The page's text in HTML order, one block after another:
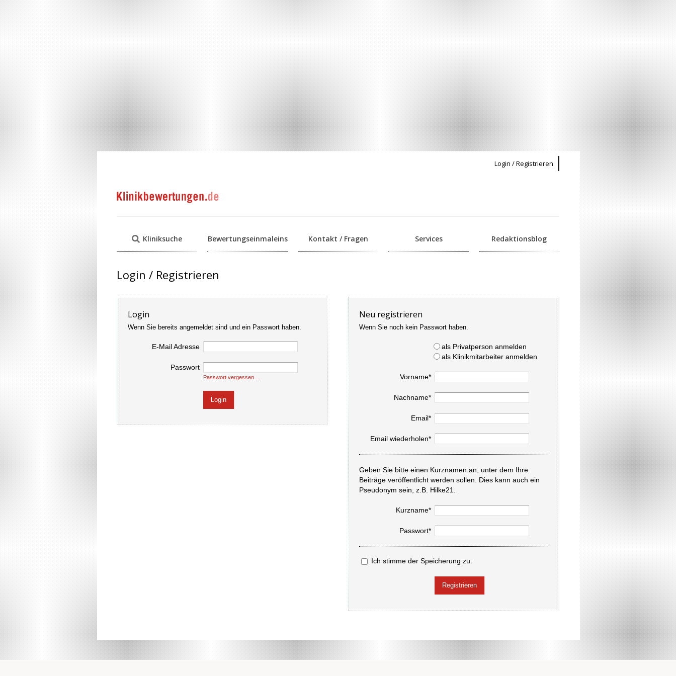
Login / Registrieren
Kliniksuche Bewertungseinmaleins Kontakt / Fragen Services Redaktionsblog
Login / Registrieren
Login
Wenn Sie bereits angemeldet sind und ein Passwort haben.
E-Mail Adresse
Passwort
Passwort vergessen …
Neu registrieren
Wenn Sie noch kein Passwort haben.
als Privatperson anmelden
als Klinikmitarbeiter anmelden
Vorname*
Nachname*
Email*
Email wiederholen*
Geben Sie bitte einen Kurznamen an, unter dem Ihre
Beiträge veröffentlicht werden sollen. Dies kann auch ein
Pseudonym sein, z.B. Hilke21.
Kurzname*
Passwort*
Ich stimme der Speicherung zu.